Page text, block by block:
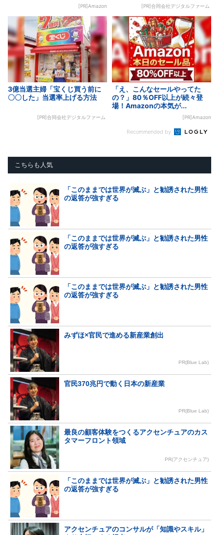
[PR]Amazon [PR]合同会社デジタルファーム
3億当選主婦「宝くじ買う前に
〇〇した」当選率上げる方法
[PR]合同会社デジタルファーム
「え、こんなセールやってた
の？」80％OFF以上が続々登
場！Amazonの本気が...
[PR]Amazon
Recommended by
こちらも人気
「このままでは世界が滅ぶ」と勧誘された男性
の返答が強すぎる
「このままでは世界が滅ぶ」と勧誘された男性
の返答が強すぎる
「このままでは世界が滅ぶ」と勧誘された男性
の返答が強すぎる
みずほ×官民で進める新産業創出
PR(Blue Lab)
官民370兆円で動く日本の新産業
PR(Blue Lab)
最良の顧客体験をつくるアクセンチュアのカス
タマーフロント領域
PR(アクセンチュア)
「このままでは世界が滅ぶ」と勧誘された男性
の返答が強すぎる
アクセンチュアのコンサルが「知識やスキル」